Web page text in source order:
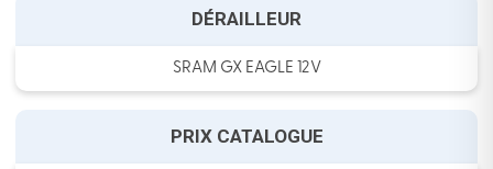
DÉRAILLEUR
SRAM GX EAGLE 12V
PRIX CATALOGUE